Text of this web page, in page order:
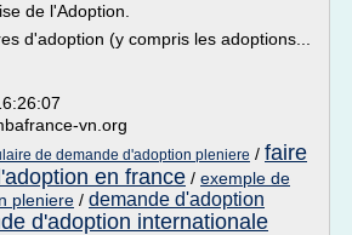
de l'Adoption.
d'adoption (y compris les adoptions...
vn.org
de demande d'adoption pleniere / faire
en france / exemple de
pleniere / demande d'adoption
d'adoption internationale